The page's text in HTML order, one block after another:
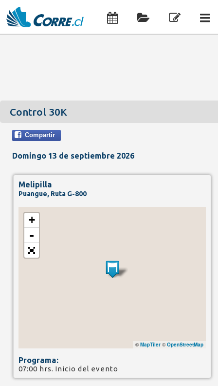
Control 30K
Compartir
Domingo 13 de septiembre 2026
Melipilla
Puangue, Ruta G-800
+
-
© MapTiler© OpenStreetMap
Programa:
07:00 hrs. Inicio del evento